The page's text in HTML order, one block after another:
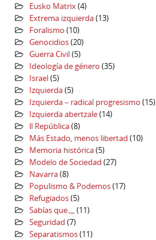
Eusko Matrix(4)
Extrema izquierda(13)
Foralismo (10)
Genocidios(20)
Guerra Civil(5)
Ideología de género (35)
Israel(5)
Izquierda(5)
Izquierda – radical progresismo (15)
Izquierda abertzale(14)
ll República(8)
Más Estado, menos libertad (10)
Memoria histórica(5)
Modelo de Sociedad (27)
Navarra(8)
Populismo & Podemos(17)
Refugiados(5)
Sabías que.,,,(11)
Seguridad (7)
Separatismos(11)